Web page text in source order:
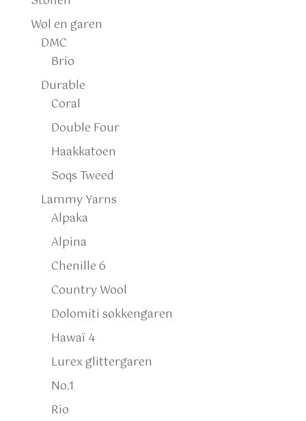
Wol en garen
DMC
Brio
Durable
Coral
Double Four
Haakkatoen
Soqs Tweed
Lammy Yarns
Alpaka
Alpina
Chenille 6
Country Wool
Dolomiti sokkengaren
Hawaï 4
Lurex glittergaren
No.1
Rio